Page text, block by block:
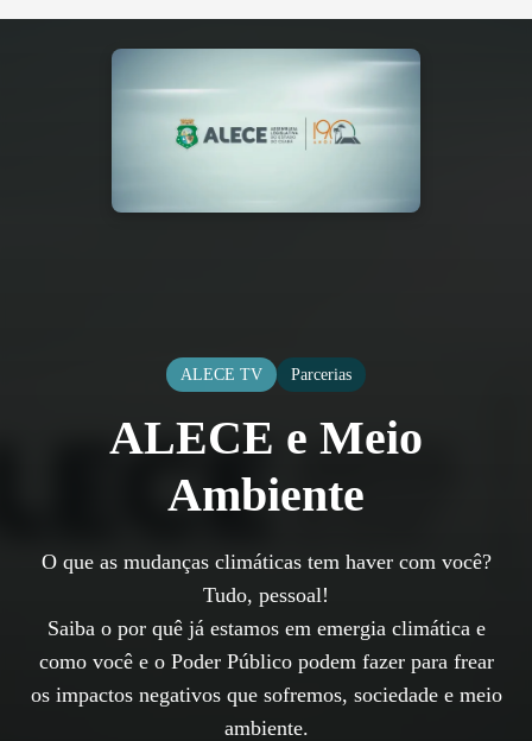
ALECE TV Parcerias
ALECE e Meio
Ambiente
O que as mudanças climáticas tem haver com você?
Tudo, pessoal!
Saiba o por quê já estamos em emergia climática e
como você e o Poder Público podem fazer para frear
os impactos negativos que sofremos, sociedade e meio
ambiente.